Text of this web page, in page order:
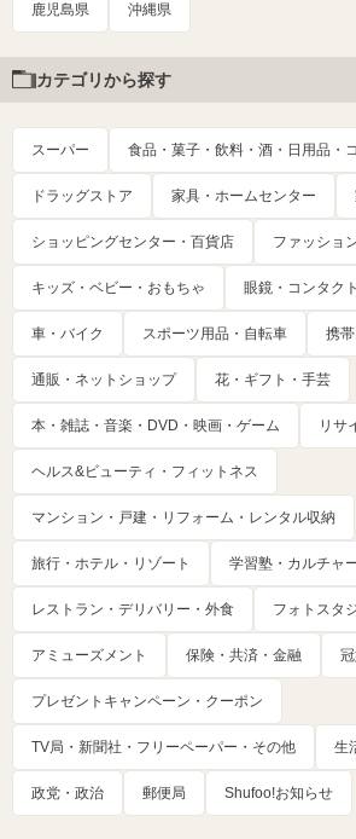
鹿児島県 沖縄県
カテゴリから探す
スーパー 食品・菓子・飲料・酒・日用品・
ドラッグストア 家具・ホームセンター
ショッピングセンター・百貨店 ファッショ
キッズ・ベビー・おもちゃ 眼鏡・コンタク
車・バイク スポーツ用品・自転車 携
通販・ネットショップ 花・ギフト・手芸
本・雑誌・音楽・DVD・映画・ゲーム リサ
ヘルス&ビューティ・フィットネス
マンション・戸建・リフォーム・レンタル収納
旅行・ホテル・リゾート 学習塾・カルチャ
レストラン・デリバリー・外食 フォトスタ
アミューズメント 保険・共済・金融
プレゼントキャンペーン・クーポン
TV局・新聞社・フリーペーパー・その他 生
政党・政治 郵便局 Shufoo!お知らせ